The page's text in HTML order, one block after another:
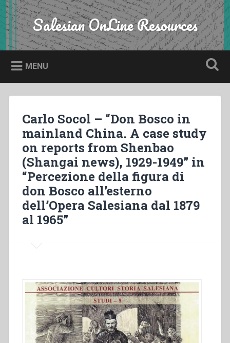
Skip
to
content
Search Salesian OnLine Resources
MENU
Carlo Socol – “Don Bosco in
mainland China. A case study
on reports from Shenbao
(Shangai news), 1929-1949” in
“Percezione della figura di
don Bosco all’esterno
dell’Opera Salesiana dal 1879
al 1965”